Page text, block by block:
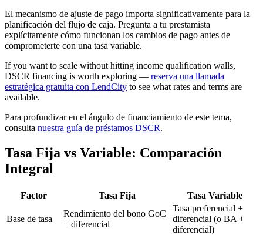
El mecanismo de ajuste de pago importa significativamente para la
planificación del flujo de caja. Pregunta a tu prestamista
explícitamente cómo funcionan los cambios de pago antes de
comprometerte con una tasa variable.
If you want to scale without hitting income qualification walls,
DSCR financing is worth exploring — reserva una llamada
estratégica gratuita con LendCity to see what rates and terms are
available.
Para profundizar en el ángulo de financiamiento de este tema,
consulta nuestra guía de préstamos DSCR.
Tasa Fija vs Variable: Comparación
Integral
Factor Tasa Fija Tasa Variable
Base de tasa
Rendimiento del bono GoC
+ diferencial
Tasa preferencial +
diferencial (o BA +
diferencial)